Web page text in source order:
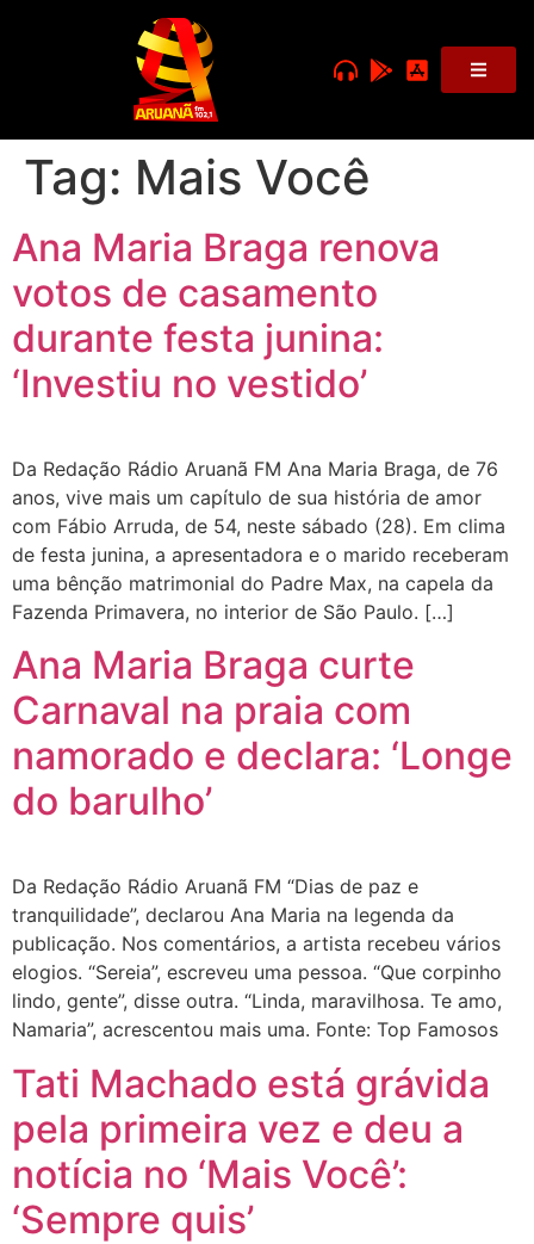
Tag: Mais Você
Ana Maria Braga renova
votos de casamento
durante festa junina:
‘Investiu no vestido’
Da Redação Rádio Aruanã FM Ana Maria Braga, de 76
anos, vive mais um capítulo de sua história de amor
com Fábio Arruda, de 54, neste sábado (28). Em clima
de festa junina, a apresentadora e o marido receberam
uma bênção matrimonial do Padre Max, na capela da
Fazenda Primavera, no interior de São Paulo. […]
Ana Maria Braga curte
Carnaval na praia com
namorado e declara: ‘Longe
do barulho’
Da Redação Rádio Aruanã FM “Dias de paz e
tranquilidade”, declarou Ana Maria na legenda da
publicação. Nos comentários, a artista recebeu vários
elogios. “Sereia”, escreveu uma pessoa. “Que corpinho
lindo, gente”, disse outra. “Linda, maravilhosa. Te amo,
Namaria”, acrescentou mais uma. Fonte: Top Famosos
Tati Machado está grávida
pela primeira vez e deu a
notícia no ‘Mais Você’:
‘Sempre quis’